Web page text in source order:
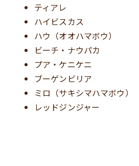
ティアレ
ハイビスカス
ハウ（オオハマボウ）
ビーチ・ナウパカ
プア・ケニケニ
ブーゲンビリア
ミロ（サキシマハマボウ）
レッドジンジャー